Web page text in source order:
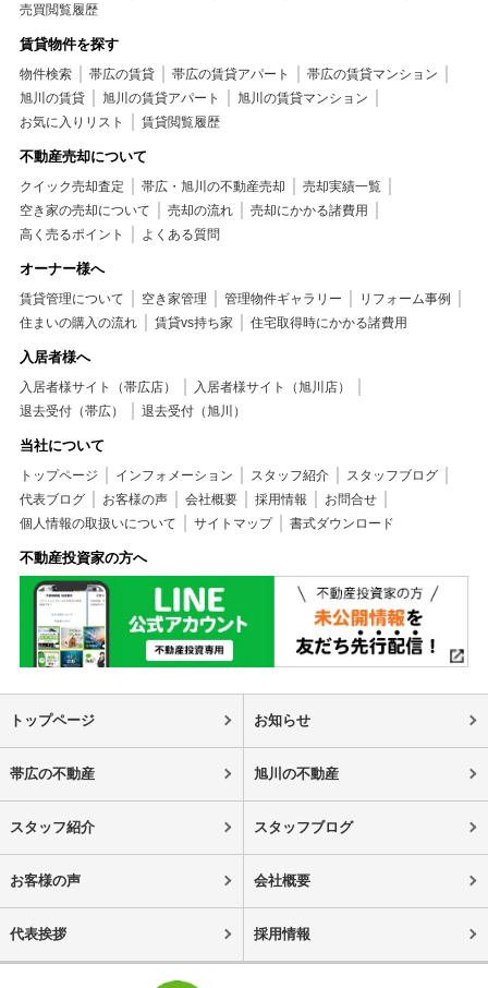
売買閲覧履歴
賃貸物件を探す
物件検索 帯広の賃貸 帯広の賃貸アパート
帯広の賃貸マンション
旭川の賃貸
旭川の賃貸アパート
旭川の賃貸マンション
お気に入りリスト
賃貸閲覧履歴
不動産売却について
クイック売却査定 帯広・旭川の不動産売却
売却実績一覧
空き家の売却について
売却の流れ
売却にかかる諸費用
高く売るポイント
よくある質問
オーナー様へ
賃貸管理について 空き家管理 管理物件ギャラリー
リフォーム事例
住まいの購入の流れ
賃貸vs持ち家 住宅取得時にかかる諸費用
入居者様へ
入居者様サイト（帯広店）
入居者様サイト（旭川店）
退去受付（帯広）
退去受付（旭川）
当社について
トップページ インフォメーション スタッフ紹介
スタッフブログ
代表ブログ
お客様の声 会社概要 採用情報
お問合せ
個人情報の取扱いについて
サイトマップ 書式ダウンロード
不動産投資家の方へ
トップページ お知らせ
帯広の不動産 旭川の不動産
スタッフ紹介 スタッフブログ
お客様の声 会社概要
代表挨拶 採用情報